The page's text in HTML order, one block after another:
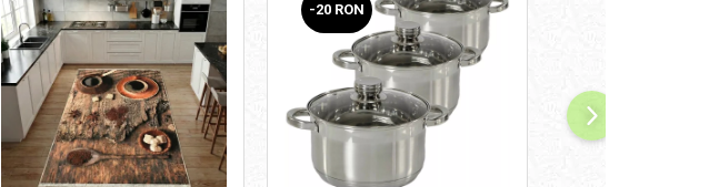
-20 RON